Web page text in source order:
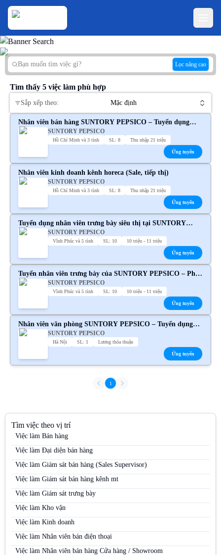
Lọc nâng cao
Tìm thấy 5 việc làm phù hợp
Sắp xếp theo: Mặc định
Nhân viên bán hàng SUNTORY PEPSICO – Tuyển dụng
chính thứcSUNTORY PEPSICO
Hồ Chí Minh và 3 tỉnh SL: 8 Thu nhập 21 triệu
Ứng tuyển
Nhân viên kinh doanh kênh horeca (Sale, tiếp thị)
SUNTORY PEPSICO
Hồ Chí Minh và 3 tỉnh SL: 8 Thu nhập 21 triệu
Ứng tuyển
Tuyển dụng nhân viên trưng bày siêu thị tại SUNTORY
PEPSICO toàn quốc
SUNTORY PEPSICO
Vĩnh Phúc và 5 tỉnh SL: 10 10 triệu - 11 triệu
Ứng tuyển
Tuyển nhân viên trưng bày của SUNTORY PEPSICO – Phúc
lợi hấp dẫnSUNTORY PEPSICO
Vĩnh Phúc và 5 tỉnh SL: 10 10 triệu - 11 triệu
Ứng tuyển
Nhân viên văn phòng SUNTORY PEPSICO – Tuyển dụng
chính thứcSUNTORY PEPSICO
Hà Nội SL: 1 Lương thỏa thuận
Ứng tuyển
1
Tìm việc theo vị trí
Việc làm Bán hàng
Việc làm Đại diện bán hàng
Việc làm Giám sát bán hàng (Sales Supervisor)
Việc làm Giám sát bán hàng kênh mt
Việc làm Giám sát trưng bày
Việc làm Kho vận
Việc làm Kinh doanh
Việc làm Nhân viên bán điện thoại
Việc làm Nhân viên bán hàng Cửa hàng / Showroom